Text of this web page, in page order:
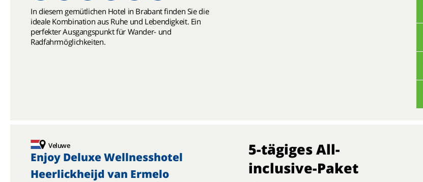
In diesem gemütlichen Hotel in Brabant finden Sie die
ideale Kombination aus Ruhe und Lebendigkeit. Ein
perfekter Ausgangspunkt für Wander- und
Radfahrmöglichkeiten.
Veluwe
Enjoy Deluxe Wellnesshotel
Heerlickheijd van Ermelo
5-tägiges All-
inclusive-Paket